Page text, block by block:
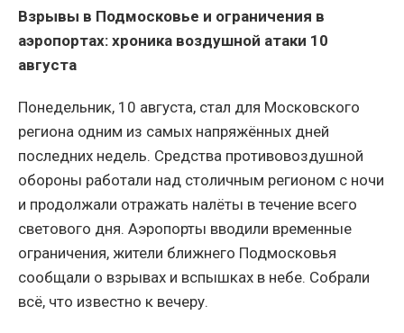
Взрывы в Подмосковье и ограничения в
аэропортах: хроника воздушной атаки 10
августа
Понедельник, 10 августа, стал для Московского
региона одним из самых напряжённых дней
последних недель. Средства противовоздушной
обороны работали над столичным регионом с ночи
и продолжали отражать налёты в течение всего
светового дня. Аэропорты вводили временные
ограничения, жители ближнего Подмосковья
сообщали о взрывах и вспышках в небе. Собрали
всё, что известно к вечеру.